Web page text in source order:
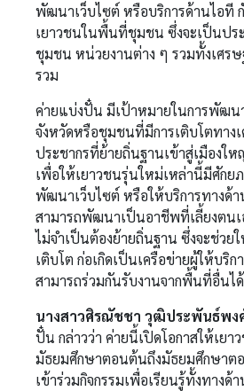
พัฒนาเว็บไซต์ หรือบริการด้านไอที
เยาวชนในพื้นที่ชุมชน ซึ่งจะเป็นปร
ชุมชน หน่วยงานต่าง ๆ รวมทั้งเศรษ
รวม
ค่ายแบ่งปั๋น มีเป้าหมายในการพัฒน
จังหวัดหรือชุมชนที่มีการเติบโตทาง
ประชากรที่ย้ายถิ่นฐานเข้าสู่เมืองใ
เพื่อให้เยาวชนรุ่นใหม่เหล่านี้มีศักย
พัฒนาเว็บไซต์ หรือให้บริการทางด้
สามารถพัฒนาเป็นอาชีพที่เลี้ยงตนเ
ไม่จำเป็นต้องย้ายถิ่นฐาน ซึ่งจะช่วย
เติบโต ก่อเกิดเป็นเครือข่ายผู้ให้บริ
สามารถร่วมกันรับงานจากพื้นที่อื่นได้
นางสาวศิรณัชชา วุฒิประพันธ์พง
ปั๋น กล่าวว่า ค่ายนี้เปิดโอกาสให้เยา
มัธยมศึกษาตอนต้นถึงมัธยมศึกษาต
เข้าร่วมกิจกรรมเพื่อเรียนรู้ทั้งทางด้